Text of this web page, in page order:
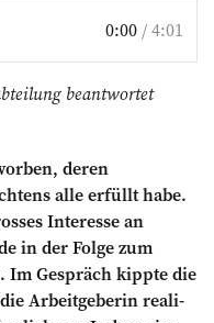
0:00 /4:01
beantwortet
deren
alle erfüllt habe.
Interesse an
in der Folge zum
Im Gespräch kippte die
Arbeitgeberin reali­